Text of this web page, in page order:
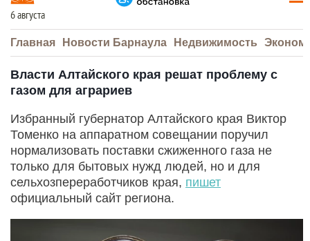
6 августа
Главная Новости Барнаула Недвижимость
Власти Алтайского края решат проблему с
газом для аграриев
Избранный губернатор Алтайского края Виктор
Томенко на аппаратном совещании поручил
нормализовать поставки сжиженного газа не
только для бытовых нужд людей, но и для
сельхозпереработчиков края, пишет
официальный сайт региона.